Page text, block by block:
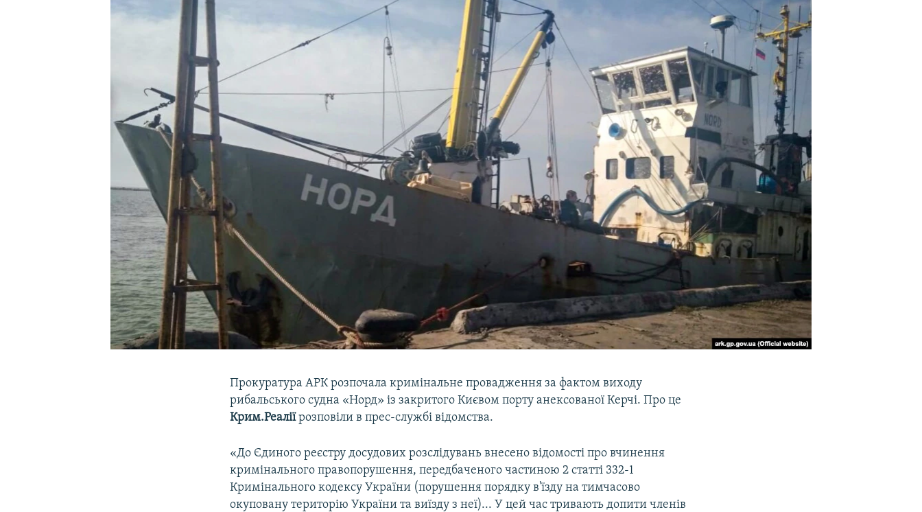
Прокуратура АРК розпочала кримінальне провадження за фактом виходу
рибальського судна «Норд» із закритого Києвом порту анексованої Керчі. Про це
Крим.Реаліїрозповіли в прес-службі відомства.
«До Єдиного реєстру досудових розслідувань внесено відомості про вчинення
кримінального правопорушення, передбаченого частиною 2 статті 332-1
Кримінального кодексу України (порушення порядку в'їзду на тимчасово
окуповану територію України та виїзду з неї)... У цей час тривають допити членів